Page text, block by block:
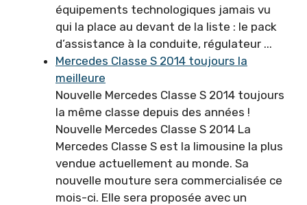
équipements technologiques jamais vu
qui la place au devant de la liste : le pack
d’assistance à la conduite, régulateur ...
Mercedes Classe S 2014 toujours la
meilleure
Nouvelle Mercedes Classe S 2014 toujours
la même classe depuis des années !
Nouvelle Mercedes Classe S 2014 La
Mercedes Classe S est la limousine la plus
vendue actuellement au monde. Sa
nouvelle mouture sera commercialisée ce
mois-ci. Elle sera proposée avec un